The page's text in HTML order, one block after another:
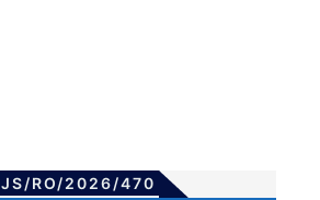
JS/RO/2026/470